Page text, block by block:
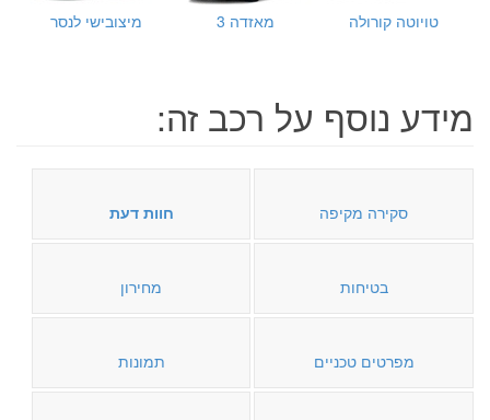
טויוטה קורולה מאזדה 3 מיצובישי לנסר
מידע נוסף על רכב זה:
סקירה מקיפה חוות דעת
בטיחות מחירון
מפרטים טכניים תמונות